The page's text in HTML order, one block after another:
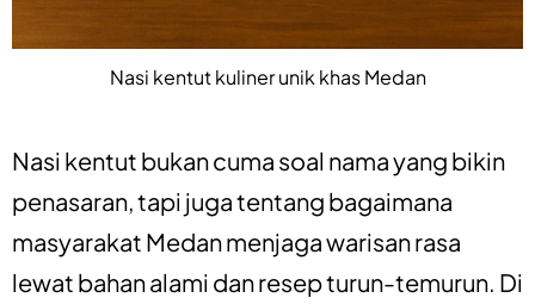
Nasi kentut kuliner unik khas Medan
Nasi kentut bukan cuma soal nama yang bikin
penasaran, tapi juga tentang bagaimana
masyarakat Medan menjaga warisan rasa
lewat bahan alami dan resep turun-temurun. Di